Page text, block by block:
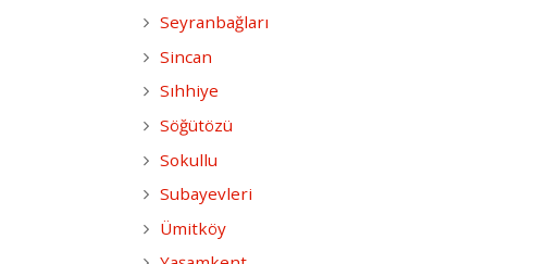
Seyranbağları
Sincan
Sıhhiye
Söğütözü
Sokullu
Subayevleri
Ümitköy